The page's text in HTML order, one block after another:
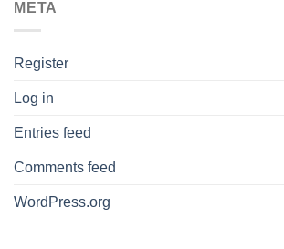
META
Register
Log in
Entries feed
Comments feed
WordPress.org